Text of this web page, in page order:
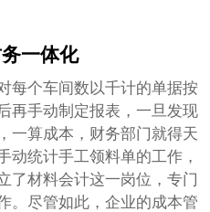
一体化
每个车间数以千计的单据按
再手动制定报表，一旦发现
一算成本，财务部门就得天
动统计手工领料单的工作，
了材料会计这一岗位，专门
。尽管如此，企业的成本管